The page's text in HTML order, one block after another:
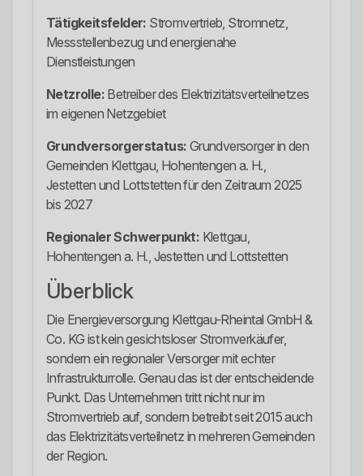
Tätigkeitsfelder: Stromvertrieb, Stromnetz,
Messstellenbezug und energienahe
Dienstleistungen
Netzrolle: Betreiber des Elektrizitätsverteilnetzes
im eigenen Netzgebiet
Grundversorgerstatus: Grundversorger in den
Gemeinden Klettgau, Hohentengen a. H.,
Jestetten und Lottstetten für den Zeitraum 2025
bis 2027
Regionaler Schwerpunkt: Klettgau,
Hohentengen a. H., Jestetten und Lottstetten
Überblick
Die Energieversorgung Klettgau-Rheintal GmbH &
Co. KG ist kein gesichtsloser Stromverkäufer,
sondern ein regionaler Versorger mit echter
Infrastrukturrolle. Genau das ist der entscheidende
Punkt. Das Unternehmen tritt nicht nur im
Stromvertrieb auf, sondern betreibt seit 2015 auch
das Elektrizitätsverteilnetz in mehreren Gemeinden
der Region.